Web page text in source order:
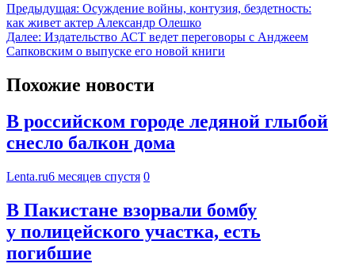
Предыдущая: Осуждение войны, контузия, бездетность:
как живет актер Александр Олешко
Далее: Издательство АСТ ведет переговоры с Анджеем
Сапковским о выпуске его новой книги
Похожие новости
В российском городе ледяной глыбой
снесло балкон дома
Lenta.ru6 месяцев спустя 0
В Пакистане взорвали бомбу
у полицейского участка, есть
погибшие